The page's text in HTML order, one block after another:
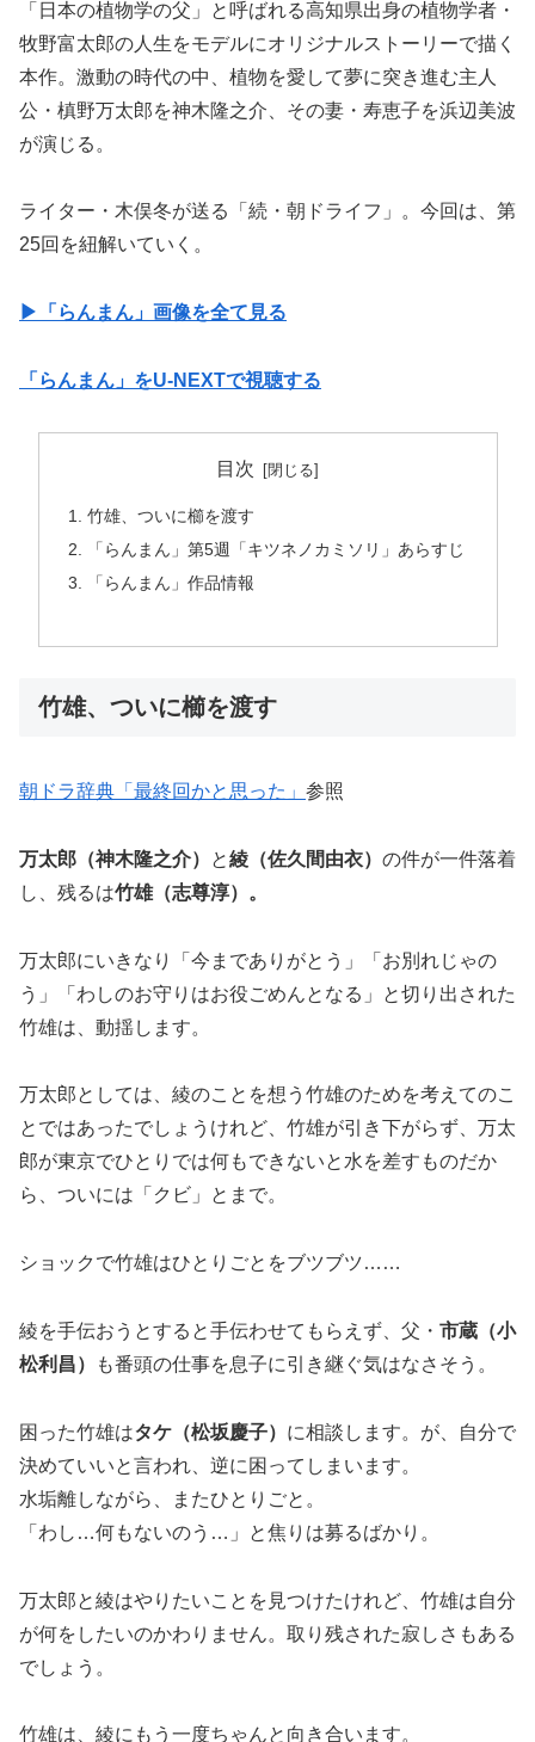
「日本の植物学の父」と呼ばれる高知県出身の植物学者・
牧野富太郎の人生をモデルにオリジナルストーリーで描く
本作。激動の時代の中、植物を愛して夢に突き進む主人
公・槙野万太郎を神木隆之介、その妻・寿恵子を浜辺美波
が演じる。
ライター・木俣冬が送る「続・朝ドライフ」。今回は、第
25回を紐解いていく。
▶︎「らんまん」画像を全て見る
「らんまん」をU-NEXTで視聴する
目次
竹雄、ついに櫛を渡す
「らんまん」第5週「キツネノカミソリ」あらすじ
「らんまん」作品情報
竹雄、ついに櫛を渡す
朝ドラ辞典「最終回かと思った」 参照
万太郎（神木隆之介） と綾（佐久間由衣） の件が一件落着
し、残るは竹雄（志尊淳）。
万太郎にいきなり「今までありがとう」「お別れじゃの
う」「わしのお守りはお役ごめんとなる」と切り出された
竹雄は、動揺します。
万太郎としては、綾のことを想う竹雄のためを考えてのこ
とではあったでしょうけれど、竹雄が引き下がらず、万太
郎が東京でひとりでは何もできないと水を差すものだか
ら、ついには「クビ」とまで。
ショックで竹雄はひとりごとをブツブツ……
綾を手伝おうとすると手伝わせてもらえず、父・ 市蔵（小
松利昌）
も番頭の仕事を息子に引き継ぐ気はなさそう。
困った竹雄はタケ（松坂慶子） に相談します。が、自分で
決めていいと言われ、逆に困ってしまいます。
水垢離しながら、またひとりごと。
「わし…何もないのう…」と焦りは募るばかり。
万太郎と綾はやりたいことを見つけたけれど、竹雄は自分
が何をしたいのかわりません。取り残された寂しさもある
でしょう。
竹雄は、綾にもう一度ちゃんと向き合います。